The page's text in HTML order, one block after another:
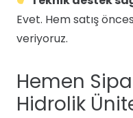
Evet. Hem satış
veriyoruz.
Hemen
Hidrolik